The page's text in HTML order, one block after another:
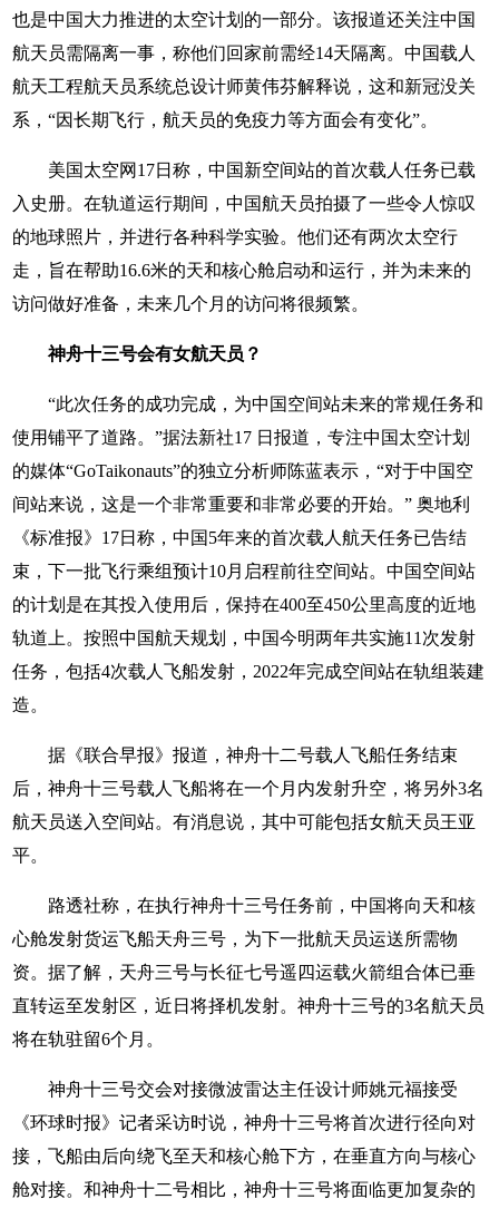
也是中国大力推进的太空计划的一部分。该报道还关注中国
航天员需隔离一事，称他们回家前需经14天隔离。中国载人
航天工程航天员系统总设计师黄伟芬解释说，这和新冠没关
系，“因长期飞行，航天员的免疫力等方面会有变化”。
美国太空网17日称，中国新空间站的首次载人任务已载
入史册。在轨道运行期间，中国航天员拍摄了一些令人惊叹
的地球照片，并进行各种科学实验。他们还有两次太空行
走，旨在帮助16.6米的天和核心舱启动和运行，并为未来的
访问做好准备，未来几个月的访问将很频繁。
神舟十三号会有女航天员？
“此次任务的成功完成，为中国空间站未来的常规任务和
使用铺平了道路。”据法新社17 日报道，专注中国太空计划
的媒体“GoTaikonauts”的独立分析师陈蓝表示，“对于中国空
间站来说，这是一个非常重要和非常必要的开始。” 奥地利
《标准报》17日称，中国5年来的首次载人航天任务已告结
束，下一批飞行乘组预计10月启程前往空间站。中国空间站
的计划是在其投入使用后，保持在400至450公里高度的近地
轨道上。按照中国航天规划，中国今明两年共实施11次发射
任务，包括4次载人飞船发射，2022年完成空间站在轨组装建
造。
据《联合早报》报道，神舟十二号载人飞船任务结束
后，神舟十三号载人飞船将在一个月内发射升空，将另外3名
航天员送入空间站。有消息说，其中可能包括女航天员王亚
平。
路透社称，在执行神舟十三号任务前，中国将向天和核
心舱发射货运飞船天舟三号，为下一批航天员运送所需物
资。据了解，天舟三号与长征七号遥四运载火箭组合体已垂
直转运至发射区，近日将择机发射。神舟十三号的3名航天员
将在轨驻留6个月。
神舟十三号交会对接微波雷达主任设计师姚元福接受
《环球时报》记者采访时说，神舟十三号将首次进行径向对
接，飞船由后向绕飞至天和核心舱下方，在垂直方向与核心
舱对接。和神舟十二号相比，神舟十三号将面临更加复杂的